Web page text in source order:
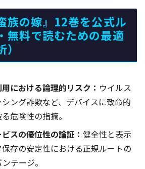
族の嫁』12巻を公式ル
無料で読むための最適
における論理的リスク： ウイルス
ング詐欺など、デバイスに致命的
危険性の指摘。
スの優位性の論証：健全性と表示
存の安定性における正規ルートの
テージ。